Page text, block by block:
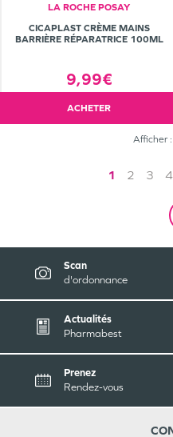
LA ROCHE POSAY
CICAPLAST CRÈME MAINS
BARRIÈRE RÉPARATRICE 100ML
9,99€
ACHETER
Afficher :
1 2 3 4
Scan
d'ordonnance
Actualités
Pharmabest
Prenez
Rendez-vous